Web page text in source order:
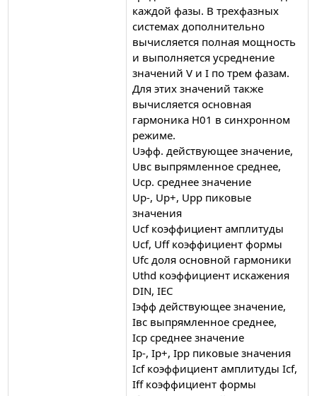
каждой фазы. В трехфазных
системах дополнительно
вычисляется полная мощность
и выполняется усреднение
значений V и I по трем фазам.
Для этих значений также
вычисляется основная
гармоника H01 в синхронном
режиме.
Uэфф. действующее значение,
Uвс выпрямленное среднее,
Uср. среднее значение
Up-, Up+, Upp пиковые
значения
Ucf коэффициент амплитуды
Ucf, Uff коэффициент формы
Ufc доля основной гармоники
Uthd коэффициент искажения
DIN, IEC
Iэфф действующее значение,
Iвс выпрямленное среднее,
Iср среднее значение
Ip-, Ip+, Ipp пиковые значения
Icf коэффициент амплитуды Icf,
Iff коэффициент формы